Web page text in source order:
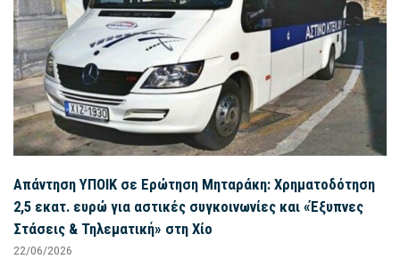
Απάντηση ΥΠΟΙΚ σε Ερώτηση Μηταράκη: Χρηματοδότηση
2,5 εκατ. ευρώ για αστικές συγκοινωνίες και «Έξυπνες
Στάσεις & Τηλεματική» στη Χίο
22/06/2026